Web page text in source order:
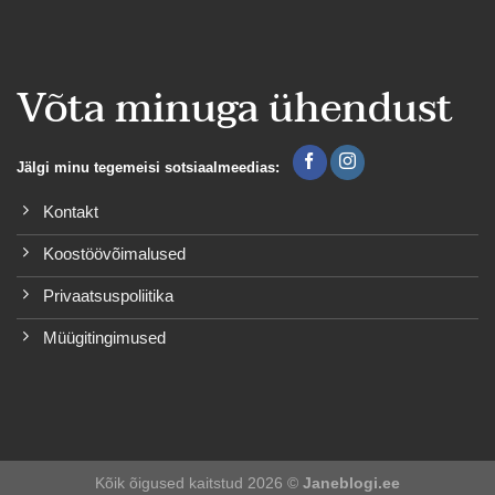
Võta minuga ühendust
Jälgi minu tegemeisi sotsiaalmeedias:
Kontakt
Koostöövõimalused
Privaatsuspoliitika
Müügitingimused
Kõik õigused kaitstud 2026 © Janeblogi.ee